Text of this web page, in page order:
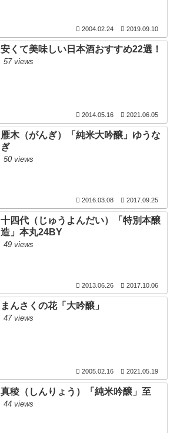
2004.02.24 2019.09.10
安くて美味しい日本酒おすすめ22選！
57 views
2014.05.16 2021.06.05
雁木（がんぎ）「純米大吟醸」ゆうな
ぎ
50 views
2016.03.08 2017.09.25
十四代（じゅうよんだい）「特別本醸
造」本丸24BY
49 views
2013.06.26 2017.10.06
まんさくの花「大吟醸」
47 views
2005.02.16 2021.05.19
真稜（しんりょう）「純米吟醸」至
44 views